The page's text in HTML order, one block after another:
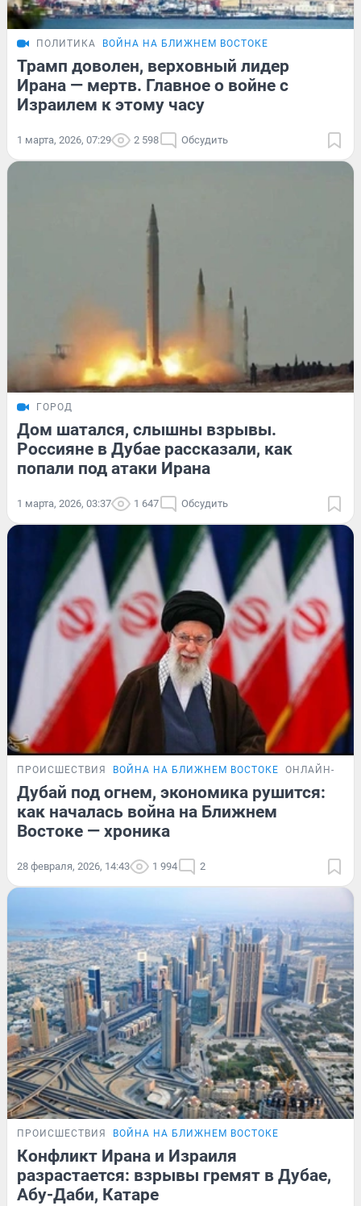
ПОЛИТИКА ВОЙНА НА БЛИЖНЕМ ВОСТОКЕ
Трамп доволен, верховный лидер
Ирана — мертв. Главное о войне с
Израилем к этому часу
1 марта, 2026, 07:29 2 598 Обсудить
ГОРОД
Дом шатался, слышны взрывы.
Россияне в Дубае рассказали, как
попали под атаки Ирана
1 марта, 2026, 03:37 1 647 Обсудить
ПРОИСШЕСТВИЯ ВОЙНА НА БЛИЖНЕМ ВОСТОКЕ ОНЛАЙН-
Дубай под огнем, экономика рушится:
как началась война на Ближнем
Востоке — хроника
28 февраля, 2026, 14:43 1 994 2
ПРОИСШЕСТВИЯ ВОЙНА НА БЛИЖНЕМ ВОСТОКЕ
Конфликт Ирана и Израиля
разрастается: взрывы гремят в Дубае,
Абу-Даби, Катаре